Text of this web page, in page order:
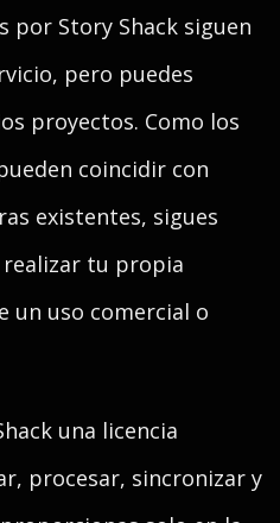
por Story Shack siguen
pero puedes
proyectos. Como los
coincidir con
existentes, sigues
tu propia
un uso comercial o
una licencia
procesar, sincronizar y